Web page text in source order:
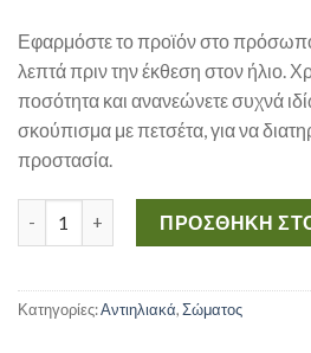
Εφαρμόστε το προϊόν στο
λεπτά πριν την έκθεση στον ήλιο.
ποσότητα και ανανεώνετε συχνά
σκούπισμα με πετσέτα, για να
προστασία.
AG PHARM Sun Screen Body
ΠΡΟΣΘΉΚΗ
Κατηγορίες:Αντιηλιακά,Σώματος